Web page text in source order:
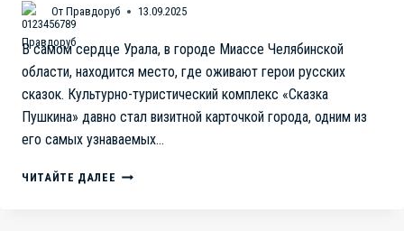
От Правдоруб 13.09.2025
В самом сердце Урала, в городе Миассе Челябинской
области, находится место, где оживают герои русских
сказок. Культурно-туристический комплекс «Сказка
Пушкина» давно стал визитной карточкой города, одним из
его самых узнаваемых…
ЧИТАЙТЕ ДАЛЕЕ УНИКАЛЬНЫЙ